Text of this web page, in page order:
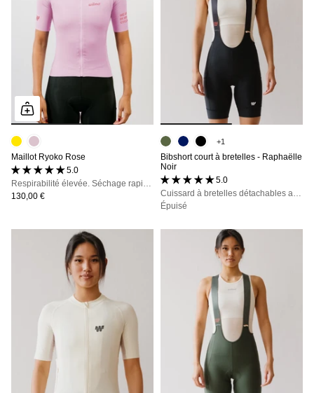
Maillot Ryoko Rose
5.0 (1 avis)
130,00 €
+1
Bibshort court à bretelles - Raphaëlle
Noir
5.0 (53 avis)
Épuisé